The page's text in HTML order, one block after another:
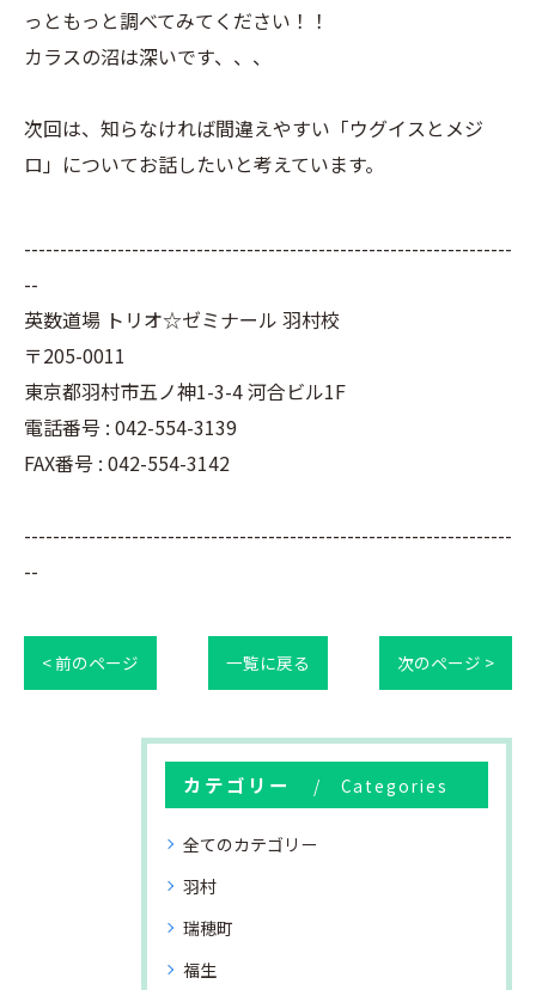
っともっと調べてみてください！！
カラスの沼は深いです、、、
次回は、知らなければ間違えやすい「ウグイスとメジ
ロ」についてお話したいと考えています。
--------------------------------------------------------------------
--
英数道場 トリオ☆ゼミナール 羽村校
〒205-0011
東京都羽村市五ノ神1-3-4 河合ビル1F
電話番号 : 042-554-3139
FAX番号 : 042-554-3142
--------------------------------------------------------------------
--
< 前のページ 一覧に戻る 次のページ >
カテゴリー Categories
全てのカテゴリー
羽村
瑞穂町
福生